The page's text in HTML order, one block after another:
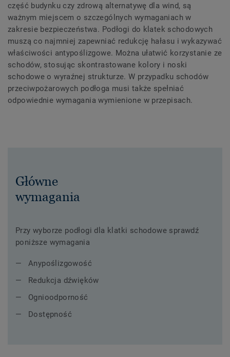
część budynku czy zdrową alternatywę dla wind, są
ważnym miejscem o szczególnych wymaganiach w
zakresie bezpieczeństwa. Podłogi do klatek schodowych
muszą co najmniej zapewniać redukcję hałasu i wykazywać
właściwości antypoślizgowe. Można ułatwić korzystanie ze
schodów, stosując skontrastowane kolory i noski
schodowe o wyraźnej strukturze. W przypadku schodów
przeciwpożarowych podłoga musi także spełniać
odpowiednie wymagania wymienione w przepisach.
Główne
wymagania
Przy wyborze podłogi dla klatki schodowe sprawdź
poniższe wymagania
Anypoślizgowość
Redukcja dźwięków
Ognioodporność
Dostępność